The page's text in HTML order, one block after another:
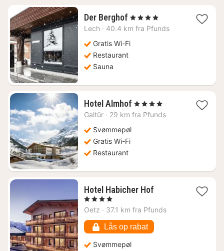
Der Berghof 1
nat
1369
, 4 Stjerner
Lech · 40.4 km fra Pfunds
Gratis Wi-Fi
Restaurant
Sauna
Hotel Almhof 1
nat
, 4 Stjerner
Galtür · 29 km fra Pfunds
Svømmepøl
Gratis Wi-Fi
Restaurant
Hotel Habicher Hof1
fra
kr.
, 4 Stjerner
Oetz · 37.1 km fra Pfunds
Lås op rabat
Svømmepøl